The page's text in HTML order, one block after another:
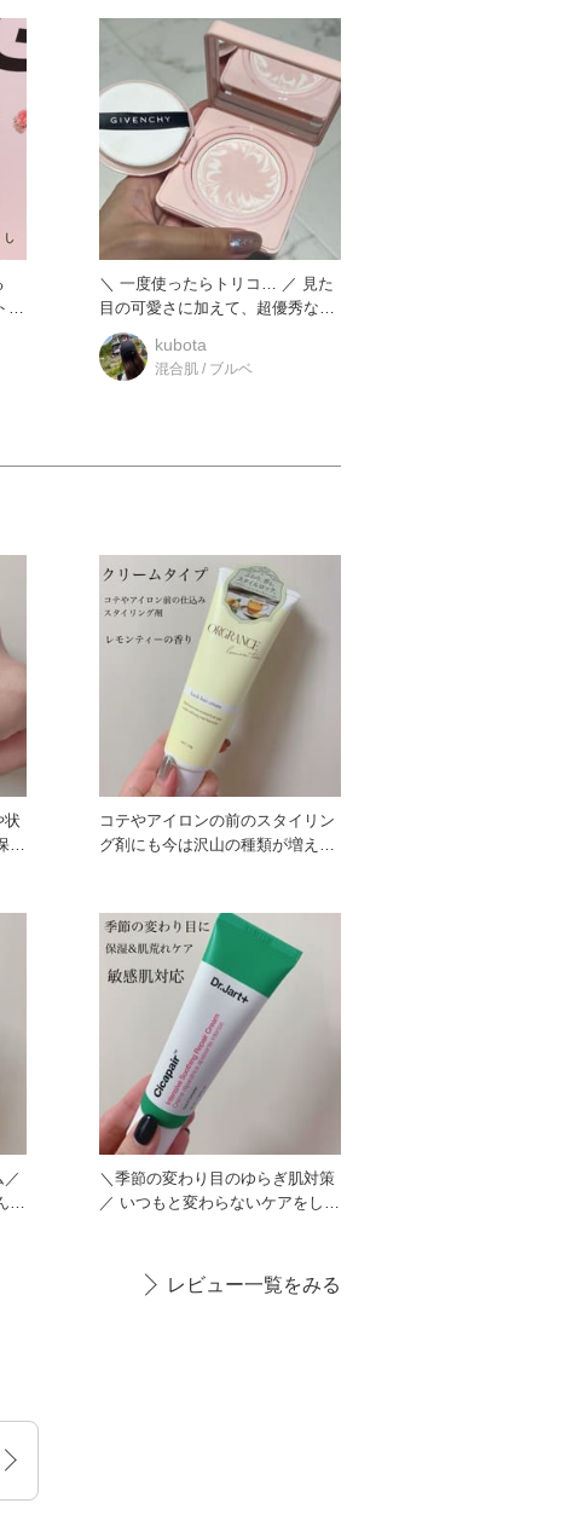
の
＼ 一度使ったらトリコ… ／ 見た
目の可愛さに加えて、超優秀な多
kubota
混合肌 / ブルベ
状
コテやアイロンの前のスタイリン
グ剤にも今は沢山の種類が増えま
＼季節の変わり目のゆらぎ肌対策
／ いつもと変わらないケアをして
レビュー一覧をみる